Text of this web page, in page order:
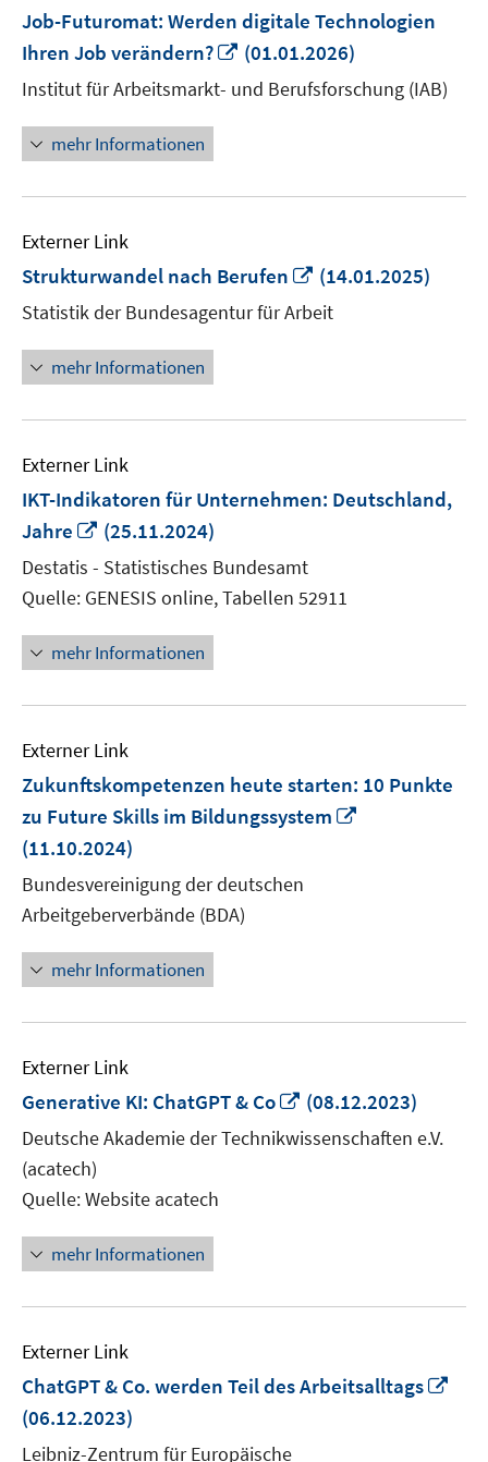
Job-Futuromat: Werden digitale Technologien
Ihren Job verändern?
In
neuem
Fenster
(01.01.2026)
Institut für Arbeitsmarkt- und Berufsforschung (IAB)
mehr Informationen
Externer Link
Strukturwandel nach Berufen
In
neuem
Fenster
(14.01.2025)
Statistik der Bundesagentur für Arbeit
mehr Informationen
Externer Link
IKT-Indikatoren für Unternehmen: Deutschland,
Jahre
In
neuem
Fenster
öffnen
(25.11.2024)
Destatis - Statistisches Bundesamt
Quelle: GENESIS online, Tabellen 52911
mehr Informationen
Externer Link
Zukunftskompetenzen heute starten: 10 Punkte
zu Future Skills im Bildungssystem
(11.10.2024)
Bundesvereinigung der deutschen
Arbeitgeberverbände (BDA)
mehr Informationen
Externer Link
Generative KI: ChatGPT & Co
In
neuem
Fenster
(08.12.2023)
Deutsche Akademie der Technikwissenschaften e.V.
(acatech)
Quelle: Website acatech
mehr Informationen
Externer Link
ChatGPT & Co. werden Teil des Arbeitsalltags
(06.12.2023)
Leibniz-Zentrum für Europäische